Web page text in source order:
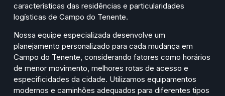
características das residências e particularidades
logísticas de Campo do Tenente.
Nossa equipe especializada desenvolve um
planejamento personalizado para cada mudança em
Campo do Tenente, considerando fatores como horários
de menor movimento, melhores rotas de acesso e
especificidades da cidade. Utilizamos equipamentos
modernos e caminhões adequados para diferentes tipos